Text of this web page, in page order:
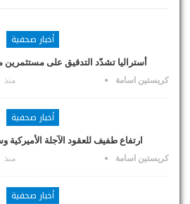
أخبار صحفية
أستراليا تشدّد التدقيق على
كريستين اسامة منذ
أخبار صحفية
ارتفاع طفيف للعقود الآجلة
كريستين اسامة منذ
أخبار صحفية